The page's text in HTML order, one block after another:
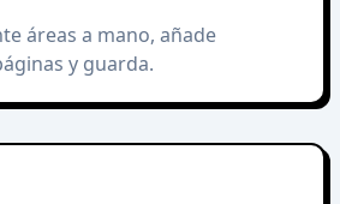
áreas a mano, añade
y guarda.